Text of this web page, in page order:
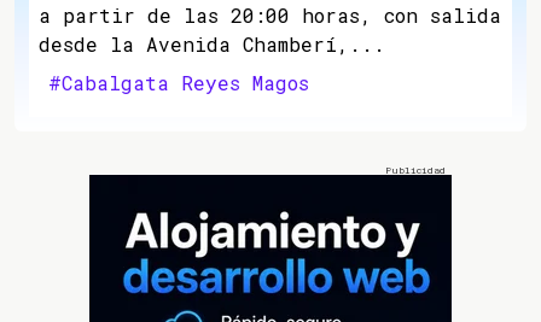
a partir de las 20:00 horas, con salida
desde la Avenida Chamberí,...
#Cabalgata Reyes Magos